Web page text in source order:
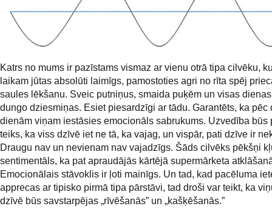
Katrs no mums ir pazīstams vismaz ar vienu otrā tipa cilvēku,
laikam jūtas absolūti laimīgs, pamostoties agri no rīta spēj
saules lēkšanu. Sveic putniņus, smaida puķēm un visas
dungo dziesmiņas. Esiet piesardzīgi ar tādu. Garantēts, ka pēc
dienām viņam iestāsies emocionāls sabrukums. Uzvedība būs
teiks, ka viss dzīvē iet ne tā, ka vajag, un vispār, pati dzīve ir
Draugu nav un nevienam nav vajadzīgs. Šāds cilvēks pēkšņi
sentimentāls, ka pat apraudājās kārtējā supermārketa
Emocionālais stāvoklis ir ļoti mainīgs. Un tad, kad pacēluma
apprecas ar tipisko pirmā tipa pārstāvi, tad droši var teikt, ka
dzīvē būs savstarpējas „rīvēšanās” un „kašķēšanās.”